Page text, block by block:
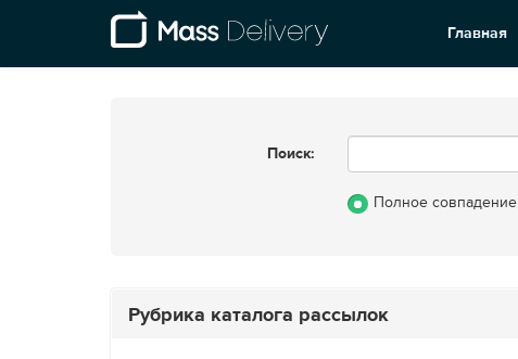
Главная
Поиск:
Полное совпадение
Рубрика каталога рассылок